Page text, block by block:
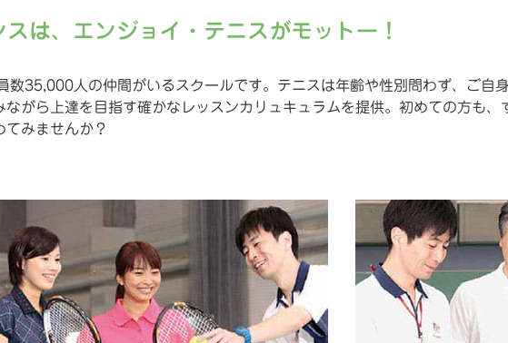
スは、エンジョイ・テニスがモットー！
数35,000人の仲間がいるスクールです。テニスは年齢や性別問わず、ご自
がら上達を目指す確かなレッスンカリュキュラムを提供。初めての方も、
みませんか？